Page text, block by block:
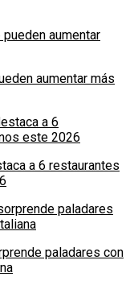
aumentar más
a 6 restaurantes
paladares con